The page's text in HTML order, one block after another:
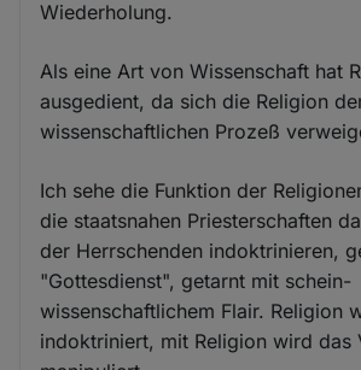
Wiederholung.
Als eine Art von Wissenschaft hat
ausgedient, da sich die Religion
wissenschaftlichen Prozeß
Ich sehe die Funktion der
die staatsnahen Priesterschaften
der Herrschenden indoktrinieren,
"Gottesdienst", getarnt mit schein-
wissenschaftlichem Flair. Religion
indoktriniert, mit Religion wird das